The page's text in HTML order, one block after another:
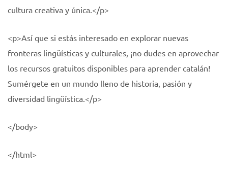
cultura creativa y única.</p>
<p>Así que si estás interesado en explorar nuevas
fronteras lingüísticas y culturales, ¡no dudes en aprovechar
los recursos gratuitos disponibles para aprender catalán!
Sumérgete en un mundo lleno de historia, pasión y
diversidad lingüística.</p>
</body>
</html>